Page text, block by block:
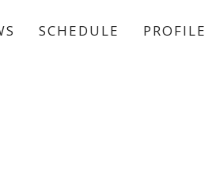
SCHEDULE PROFILE